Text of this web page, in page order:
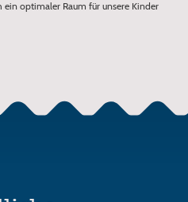
ein optimaler Raum für unsere Kinder